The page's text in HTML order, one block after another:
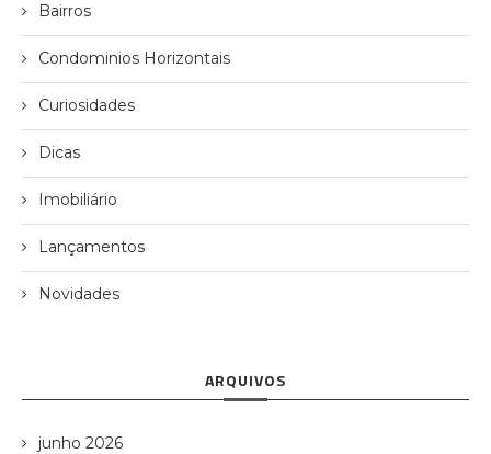
Bairros
Condominios Horizontais
Curiosidades
Dicas
Imobiliário
Lançamentos
Novidades
ARQUIVOS
junho 2026